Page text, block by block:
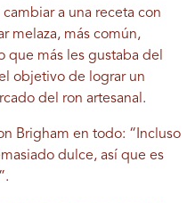
a una receta con
melaza, más común,
más les gustaba del
objetivo de lograr un
del ron artesanal.
Brigham en todo: “Incluso
dulce, así que es